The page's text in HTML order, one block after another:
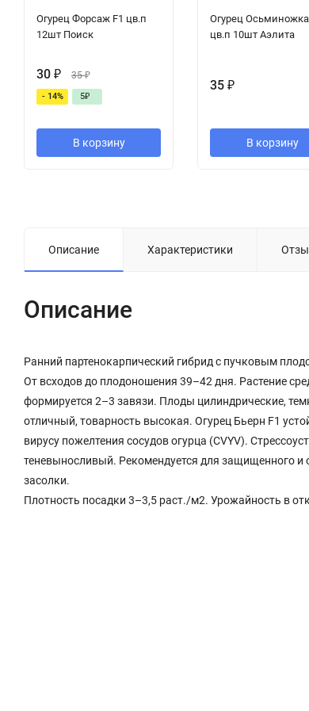
Огурец Форсаж F1 цв.п
12шт Поиск
30 ₽ 35₽
- 14% 5₽
В корзину
Огурец Осьминожка
цв.п 10шт Аэлита
35 ₽
В корзину
Описание Характеристики
Описание
Ранний партенокарпический гибрид с пучковым
От всходов до плодоношения 39–42 дня. Растение
формируется 2–3 завязи. Плоды цилиндрические,
отличный, товарность высокая. Огурец Бьерн F1
вирусу пожелтения сосудов огурца (CVYV).
теневыносливый. Рекомендуется для защищенного и
засолки.
Плотность посадки 3–3,5 раст./м2. Урожайность в